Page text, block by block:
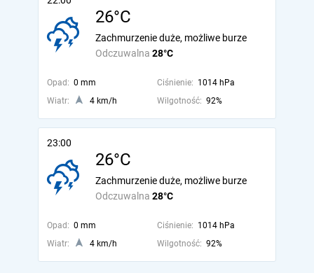
26°C
Odczuwalna 28°C
Zachmurzenie duże, możliwe burze
Opad: 0 mm Ciśnienie: 1014 hPa
Wiatr:
4 km/h Wilgotność: 92%
23:00
26°C
Odczuwalna 28°C
Zachmurzenie duże, możliwe burze
Opad: 0 mm Ciśnienie: 1014 hPa
Wiatr:
4 km/h Wilgotność: 92%